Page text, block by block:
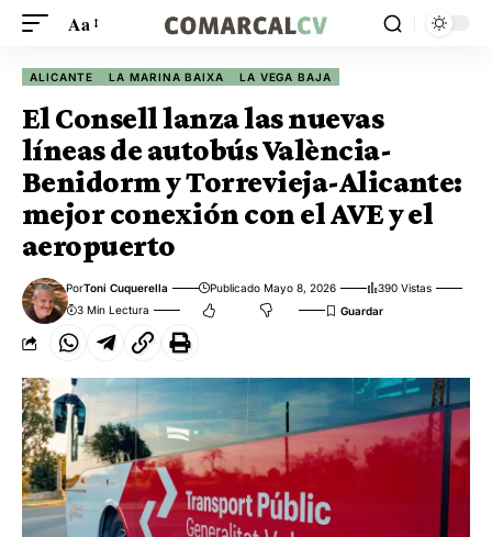
Aa
ALICANTE LA MARINA BAIXA LA VEGA BAJA
El Consell lanza las nuevas
líneas de autobús València-
Benidorm y Torrevieja-Alicante:
mejor conexión con el AVE y el
aeropuerto
PorToni Cuquerella Publicado Mayo 8, 2026
390 Vistas
3 Min Lectura